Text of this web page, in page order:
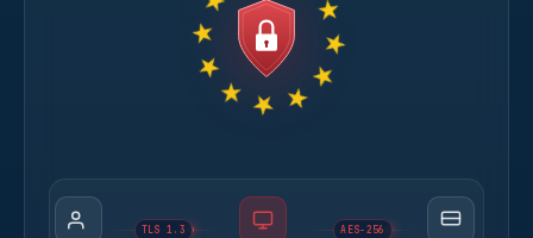
TLS 1.3 AES-256